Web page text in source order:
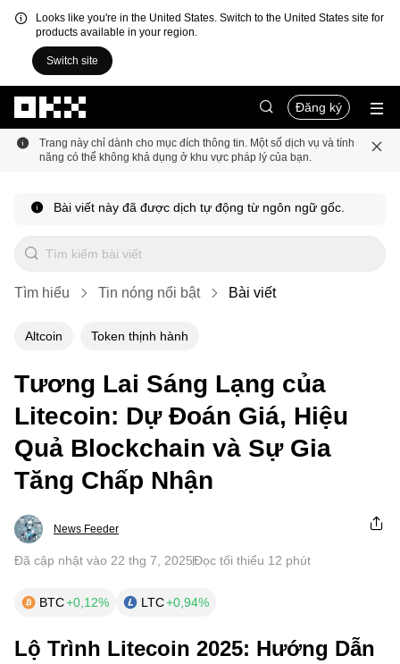
Looks like you're in the United States. Switch to the United States site for
products available in your region.
Switch site
Đăng ký
Trang này chỉ dành cho mục đích thông tin. Một số dịch vụ và tính
năng có thể không khả dụng ở khu vực pháp lý của bạn.
Bài viết này đã được dịch tự động từ ngôn ngữ gốc.
Tìm hiểu Tin nóng nổi bật Bài viết
Altcoin Token thịnh hành
Tương Lai Sáng Lạng của
Litecoin: Dự Đoán Giá, Hiệu
Quả Blockchain và Sự Gia
Tăng Chấp Nhận
News Feeder
Đã cập nhật vào 22 thg 7, 2025Đọc tối thiểu 12 phút
BTC+0,12% LTC+0,94%
Lộ Trình Litecoin 2025: Hướng Dẫn